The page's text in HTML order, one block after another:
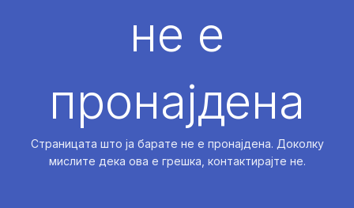
не е
пронајдена
Страницата што ја барате не е пронајдена. Доколку
мислите дека ова е грешка, контактирајте не.